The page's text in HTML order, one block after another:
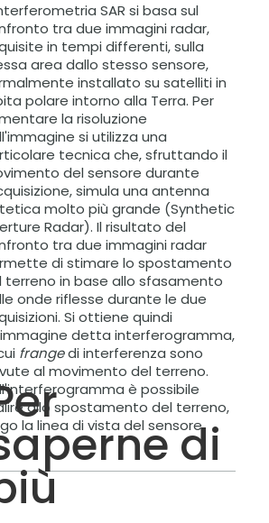
SAR si basa sul
tra due immagini radar,
in tempi differenti, sulla
area dallo stesso sensore,
installato su satelliti in
polare intorno alla Terra. Per
la risoluzione
si utilizza una
tecnica che, sfruttando il
del sensore durante
simula una antenna
molto più grande (Synthetic
Radar). Il risultato del
tra due immagini radar
di stimare lo spostamento
terreno in base allo sfasamento
onde riflesse durante le due
Si ottiene quindi
detta interferogramma,
frangedi interferenza sono
al movimento del terreno.
è possibile
allo spostamento del terreno,
la linea di vista del sensore.
di